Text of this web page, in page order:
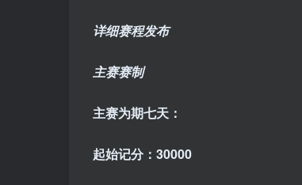
详细赛程发布
主赛赛制
主赛为期七天：
起始记分：30000